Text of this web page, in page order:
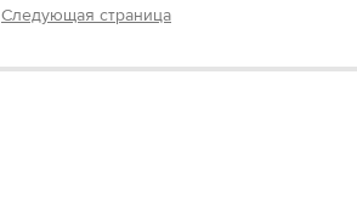
Следующая страница